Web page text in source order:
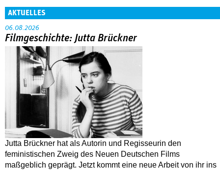
AKTUELLES
06.08.2026
Filmgeschichte: Jutta Brückner
Jutta Brückner hat als Autorin und Regisseurin den
feministischen Zweig des Neuen Deutschen Films
maßgeblich geprägt. Jetzt kommt eine neue Arbeit von ihr ins